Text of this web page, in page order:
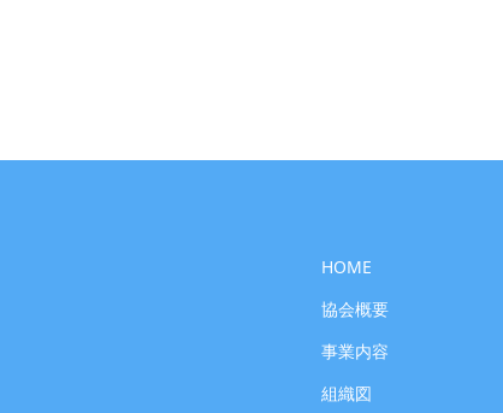
HOME
協会概要
事業内容
組織図